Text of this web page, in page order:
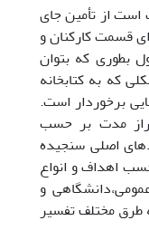
است از تأمین جای
قسمت کارکنان و
بطوری که بتوان
که به کتابخانه
برخوردار است.
مدت بر حسب
اصلی سنجیده
اهداف و انواع
و
طرق مختلف تفسیر